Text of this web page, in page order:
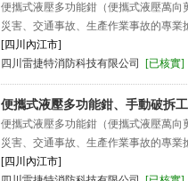
便攜式液壓多功能鉗（便攜式液壓萬向
災害、交通事故、生產作業事故的專
[四川內江市]
四川雷捷特消防科技有限公司
[已核實]
便攜式液壓多功能鉗、手動破拆
便攜式液壓多功能鉗（便攜式液壓萬向
災害、交通事故、生產作業事故的專
[四川內江市]